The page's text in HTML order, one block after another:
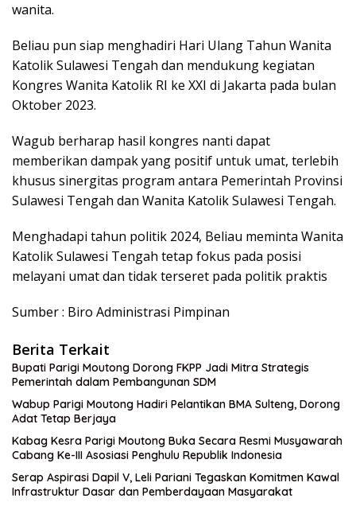
wanita.
Beliau pun siap menghadiri Hari Ulang Tahun Wanita
Katolik Sulawesi Tengah dan mendukung kegiatan
Kongres Wanita Katolik RI ke XXI di Jakarta pada bulan
Oktober 2023.
Wagub berharap hasil kongres nanti dapat
memberikan dampak yang positif untuk umat, terlebih
khusus sinergitas program antara Pemerintah Provinsi
Sulawesi Tengah dan Wanita Katolik Sulawesi Tengah.
Menghadapi tahun politik 2024, Beliau meminta Wanita
Katolik Sulawesi Tengah tetap fokus pada posisi
melayani umat dan tidak terseret pada politik praktis
Sumber : Biro Administrasi Pimpinan
Berita Terkait
Bupati Parigi Moutong Dorong FKPP Jadi Mitra Strategis
Pemerintah dalam Pembangunan SDM
Wabup Parigi Moutong Hadiri Pelantikan BMA Sulteng, Dorong
Adat Tetap Berjaya
Kabag Kesra Parigi Moutong Buka Secara Resmi Musyawarah
Cabang Ke-III Asosiasi Penghulu Republik Indonesia
Serap Aspirasi Dapil V, Leli Pariani Tegaskan Komitmen Kawal
Infrastruktur Dasar dan Pemberdayaan Masyarakat